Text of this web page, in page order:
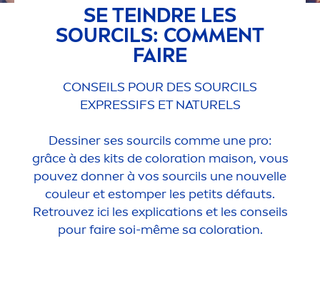
SE TEINDRE LES
SOURCILS: COMMENT
FAIRE
CONSEILS POUR DES SOURCILS
EXPRESSIFS ET NATURELS
Dessiner ses sourcils comme une pro:
grâce à des kits decoloration maison, vous
pouvez donner à vos sourcils une nouvelle
couleur et estomper les petits défauts.
Retrouvez ici les explications et les conseils
pour faire soi-même sa coloration.